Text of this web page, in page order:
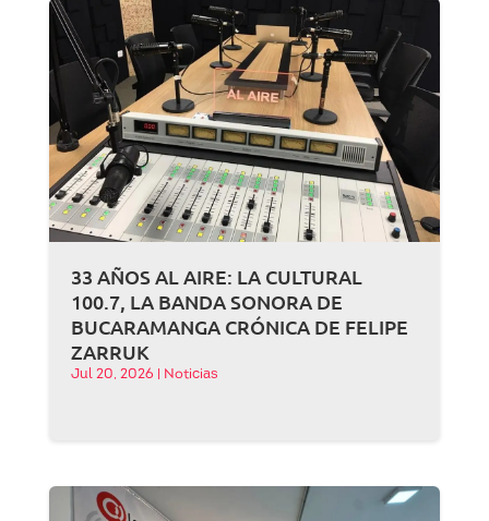
33 AÑOS AL AIRE: LA CULTURAL
100.7, LA BANDA SONORA DE
BUCARAMANGA CRÓNICA DE FELIPE
ZARRUK
Jul 20, 2026 Noticias